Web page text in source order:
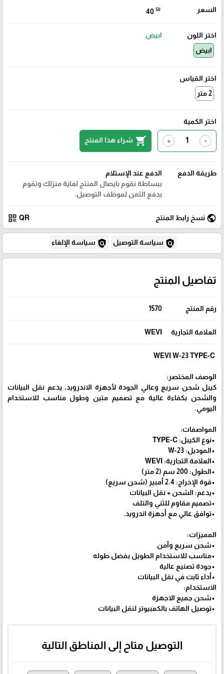
السعر 40 ₪
اختر اللون
ابيض
ابيض
اختر القياس
2 متر
اختر الكمية
-
+
shopping_cart شراء هذا المنتج
طريقة الدفع
الدفع عند الإستلام
ببساطة نقوم بايصال المنتج لغاية منزلك وتقوم
بدفع الثمن لموظف التوصيل.
public نسخ رابط المنتج QR
qr_code
policy سياسة التوصيل policy سياسة الإلغاء
تفاصيل المنتج
رقم المنتج 1570
العلامة التجارية WEVI
الوصف المختصر:
كيبل شحن سريع وعالي الجودة لأجهزة الاندرويد، يدعم نقل البيانات
والشحن بكفاءة عالية مع تصميم متين وطول مناسب للاستخدام
اليومي.
المواصفات:
•نوع الكيبل: TYPE-C
•الموديل: W-23
•العلامة التجارية: WEVI
•الطول: 200 سم (2 متر)
•قوة الإخراج: 2.4 أمبير (شحن سريع)
•يدعم: الشحن + نقل البيانات
•تصميم مقاوم للثني والتلف
•توافق عالي مع أجهزة اندرويد.
المميزات:
•شحن سريع وآمن
•مناسب للاستخدام الطويل بفضل طوله
•جودة تصنيع عالية
•أداء ثابت في نقل البيانات
الاستخدام:
•شحن جميع الاجهزة
•توصيل الهاتف بالكمبيوتر لنقل البيانات
التوصيل متاح إلى المناطق التالية